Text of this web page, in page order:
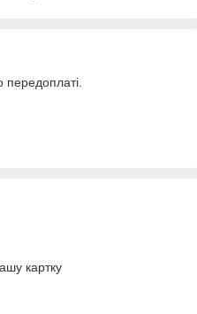
передоплаті.
картку